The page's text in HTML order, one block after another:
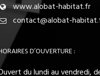
www.alobat-habitat.fr
contact@alobat-
D’OUVERTURE :
du lundi au vendredi,